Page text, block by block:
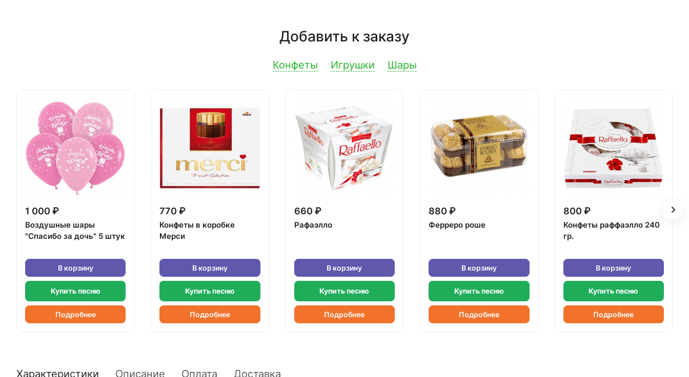
Добавить к заказу
Конфеты Игрушки Шары
1 000 ₽
Воздушные шары
"Спасибо за дочь" 5 штук
В корзину
Купить песню
Подробнее
770 ₽
Конфеты в коробке
Мерси
В корзину
Купить песню
Подробнее
660 ₽
Рафаэлло
В корзину
Купить песню
Подробнее
880 ₽
Ферреро роше
В корзину
Купить песню
Подробнее
800 ₽
Конфеты раффаэлло 240
гр.
В корзину
Купить песню
Подробнее
Характеристики Описание Оплата Доставка